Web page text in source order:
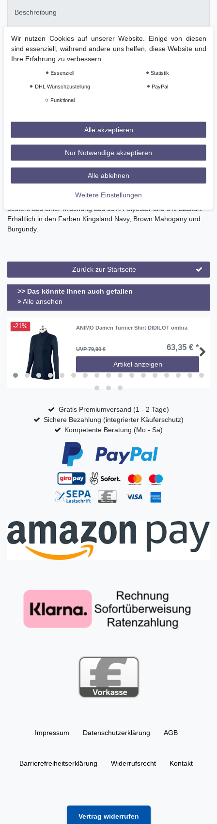
Beschreibung
Technische Daten
Wir stellen die KLolyvia Fleecejacke für Damen vor! Unsere
stilvolle und bequeme Fleecejacke besitzt einen durchgehenden
Reißverschluss und versteckte Reißverschlusstaschen, die für
eine schlanke Silhouette subtil mit den Vordernähten
verschmelzen. Das Innenfutter besteht aus Fleece im
Karomuster, um der Jacke etwas Struktur und Stil zu verleihen.
und eine vertikale Logo-Stickerei entlang des Rückens.Sie
besteht aus einer Mischung aus 95% Polyester und 5% Elastan.
Erhältlich in den Farben Kingsland Navy, Brown Mahogany und
Burgundy.
Zurück zur Startseite
>> Das könnte Ihnen auch gefallen
Alle ansehen
-21% ANIMO Damen Turnier Shirt DIDILOT ombra
UVP 79,90 € 63,35 € *
Artikel anzeigen
Gratis Premiumversand (1 - 2 Tage)
Sichere Bezahlung (integrierter Käuferschutz)
Kompetente Beratung (Mo - Sa)
Impressum Daten­schutz­erklärung AGB
Barrierefreiheitserklärung Widerrufs­recht Kontakt
Vertrag widerrufen
Wir nutzen Cookies auf unserer Website. Einige von diesen
sind essenziell, während andere uns helfen, diese Website und
Ihre Erfahrung zu verbessern.
Essenziell Statistik
DHL Wunschzustellung PayPal
Funktional
Alle akzeptieren
Nur Notwendige akzeptieren
Alle ablehnen
Weitere Einstellungen